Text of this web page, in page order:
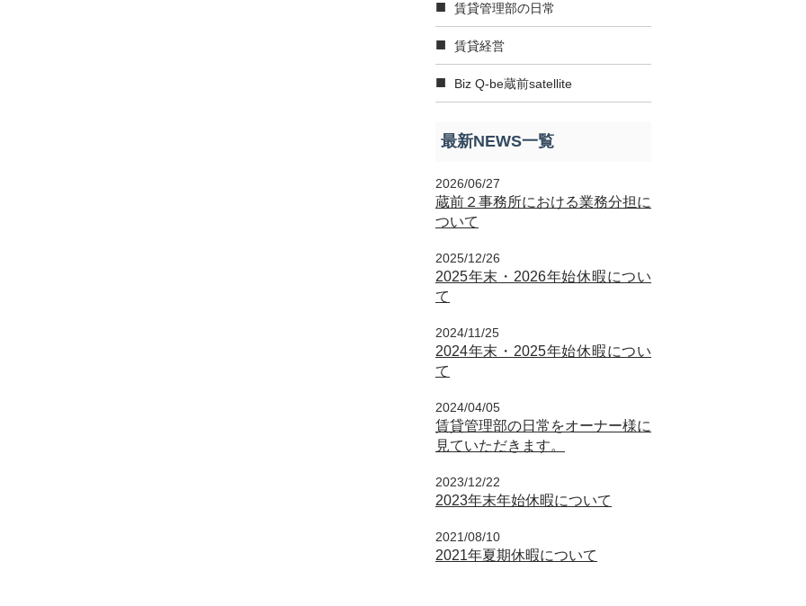
賃貸管理部の日常
賃貸経営
Biz Q-be蔵前satellite
最新NEWS一覧
2026/06/27
蔵前２事務所における業務分担に
ついて
2025/12/26
2025年末・2026年始休暇につい
て
2024/11/25
2024年末・2025年始休暇につい
て
2024/04/05
賃貸管理部の日常をオーナー様に
見ていただきます。
2023/12/22
2023年末年始休暇について
2021/08/10
2021年夏期休暇について